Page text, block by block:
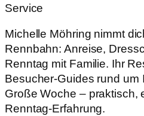
Service
Michelle Möhring nimmt
Rennbahn: Anreise,
Renntag mit Familie. Ihr
Besucher-Guides rund um
Große Woche – praktisch,
Renntag-Erfahrung.